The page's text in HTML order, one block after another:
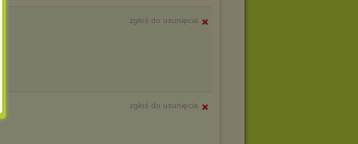
zgłoś do usunięcia
zgłoś do usunięcia